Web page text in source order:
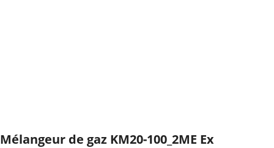
Mélangeur de gaz KM20-100_2ME Ex